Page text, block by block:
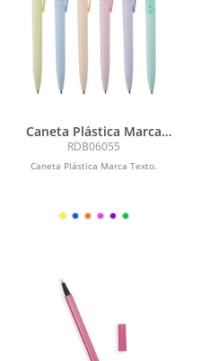
Caneta Plástica Marca
Texto
RDB06055
Caneta Plástica Marca Texto.